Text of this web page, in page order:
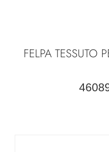
FELPA TESSUTO